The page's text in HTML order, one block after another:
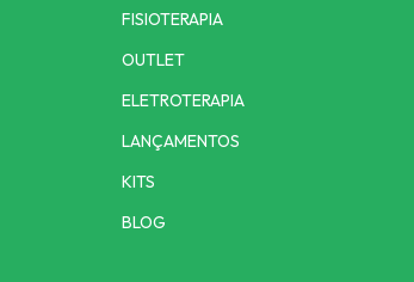
FISIOTERAPIA
OUTLET
ELETROTERAPIA
LANÇAMENTOS
KITS
BLOG